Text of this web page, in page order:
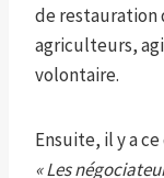
de restauration
agriculteurs,
volontaire.
Ensuite, il y a
« Les